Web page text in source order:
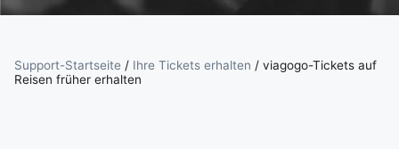
Support-Startseite / Ihre Tickets erhalten / viagogo-Tickets auf
Reisen früher erhalten